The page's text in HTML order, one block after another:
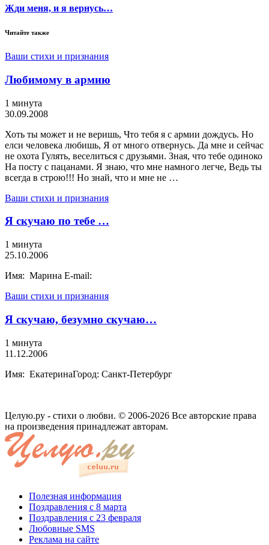
Жди меня, и я вернусь…
Читайте также
Ваши стихи и признания
Любимому в армию
1 минута
30.09.2008
Хоть ты может и не веришь, Что тебя я с армии дождусь. Но
елси человека любишь, Я от много отвернусь. Да мне и сейчас
не охота Гулять, веселиться с друзьями. Зная, что тебе одиноко
На посту с пацанами. Я знаю, что мне намного легче, Ведь ты
всегда в строю!!! Но знай, что и мне не …
Ваши стихи и признания
Я скучаю по тебе …
1 минута
25.10.2006
Имя: Марина E-mail:
Ваши стихи и признания
Я скучаю, безумно скучаю…
1 минута
11.12.2006
Имя: ЕкатеринаГород: Санкт-Петербург
Целую.ру - стихи о любви. © 2006-2026 Все авторские права
на произведения принадлежат авторам.
Полезная информация
Поздравления с 8 марта
Поздравления с 23 февраля
Любовные SMS
Реклама на сайте